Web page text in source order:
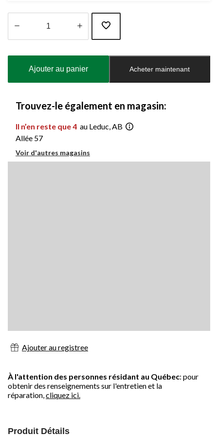
à
Ajouter au panier Acheter maintenant
Trouvez-le également en magasin:
Il n’en reste que 4 au Leduc, AB
Allée 57
Voir d'autres magasins
Ajouter au registree
À l'attention des personnes résidant au Québec: pour
obtenir des renseignements sur l'entretien et la
réparation,cliquez ici.
Produit Détails